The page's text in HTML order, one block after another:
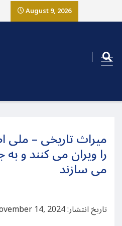
August 9, 2026
میراث تاریخی – ملی
را ویران می کنند و
می سازند
تاریخ انتشار: November 14, 2024